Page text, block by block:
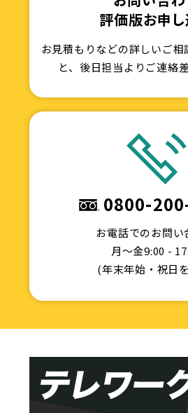
評価版お申
お見積もりなどの詳しいご
と、後日担当よりご連絡
0800-
お電話でのお問い
月〜金9:00 -
(年末年始・祝日